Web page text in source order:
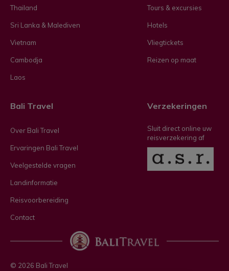
Thailand
Sri Lanka & Malediven
Vietnam
Cambodja
Laos
Tours & excursies
Hotels
Vliegtickets
Reizen op maat
Bali Travel
Over Bali Travel
Ervaringen Bali Travel
Veelgestelde vragen
Landinformatie
Reisvoorbereiding
Contact
Verzekeringen
Sluit direct online uw
reisverzekering af
© 2026 Bali Travel